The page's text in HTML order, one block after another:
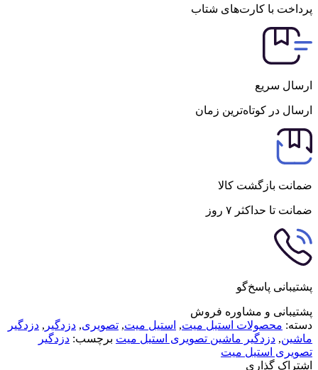
پرداخت با کارت‌های شتاب
ارسال سریع
ارسال در کوتاه‌ترین زمان
ضمانت بازگشت کالا
ضمانت تا حداکثر ۷ روز
پشتیبانی پاسخ‌گو
پشتیبانی و مشاوره فروش
دسته: محصولات استیل میت, استیل میت, تصویری, دزدگیر , دزدگیر
ماشین, دزدگیر ماشین تصویری استیل میت برچسب: دزدگیر
تصویری استیل میت
اشتراک گذاری